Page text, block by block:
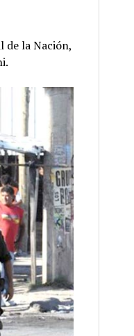
de la Nación,